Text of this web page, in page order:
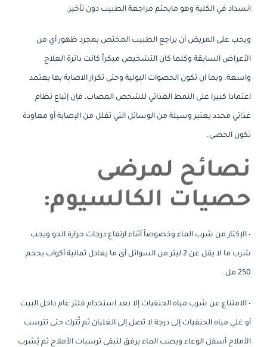
انسداد في الكلية وهو مايحتم مراجعة الطبيب دون تأخير.
ويجب على المريض أن يراجع الطبيب المختص بمجرد ظهور أي من
الأعراض السابقة وكلما كان التشخيص مبكراً كانت دائرة العلاج
واسعة. وبما ان تكون الحصوات البولية وحتى تكرار الاصابة بها يعتمد
اعتمادا كبيرا على النمط الغذائي للشخص المصاب، فإن إتباع نظام
غذائي محدد يعتبر وسيلة من الوسائل التي تقلل من الإصابة أو معاودة
تكون الحصى.
نصائح لمرضى
حصيات الكالسيوم:
• الإكثار من شرب الماء وخصوصاً أثناء ارتفاع درجات حرارة الجو ويجب
شرب ما لا يقل عن 2 ليتر من السوائل أي ما يعادل ثمانية أكواب بحجم
250 مل.
• الامتناع عن شرب مياه الحنفيات إلا بعد استخدام فلتر عام داخل البيت
أو غلي مياه الحنفيات إلى درجة لا تصل إلى الغليان ثم تُترك حتى تترسب
الأملاح أسفل الوعاء ويصب الماء برفق لتبقى ترسبات الأملاح ثم يُشرب